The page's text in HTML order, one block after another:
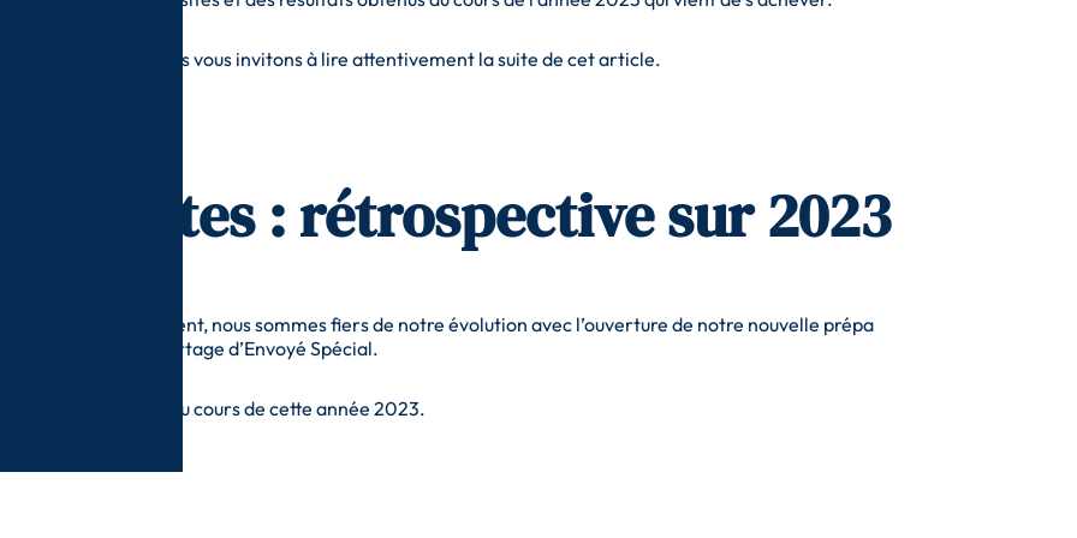
établissement, nous vous invitons à lire attentivement la suite de cet article.
réussites : rétrospective sur 2023
notre établissement, nous sommes fiers de notre évolution avec l’ouverture de notre nouvelle prépa
au reportage d’Envoyé Spécial.
établissement au cours de cette année 2023.